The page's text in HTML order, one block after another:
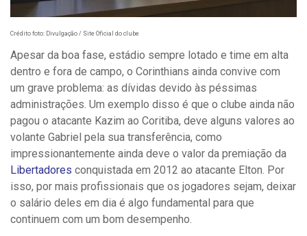
Crédito foto: Divulgação / Site Oficial do clube
Apesar da boa fase, estádio sempre lotado e time em alta
dentro e fora de campo, o Corinthians ainda convive com
um grave problema: as dívidas devido às péssimas
administrações. Um exemplo disso é que o clube ainda não
pagou o atacante Kazim ao Coritiba, deve alguns valores ao
volante Gabriel pela sua transferência, como
impressionantemente ainda deve o valor da premiação da
Libertadores conquistada em 2012 ao atacante Elton. Por
isso, por mais profissionais que os jogadores sejam, deixar
o salário deles em dia é algo fundamental para que
continuem com um bom desempenho.